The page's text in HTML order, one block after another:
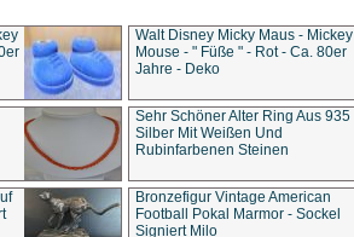
Walt Disney Micky Maus - Mickey
Mouse - " Füße " - Rot - Ca. 80er
Jahre - Deko
Sehr Schöner Alter Ring Aus 935
Silber Mit Weißen Und
Rubinfarbenen Steinen
Bronzefigur Vintage American
Football Pokal Marmor - Sockel
Signiert Milo